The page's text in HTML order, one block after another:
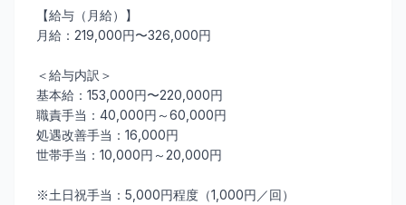
【給与（月給）】
月給：219,000円〜326,000円
＜給与内訳＞
基本給：153,000円〜220,000円
職責手当：40,000円～60,000円
処遇改善手当：16,000円
世帯手当：10,000円～20,000円
※土日祝手当：5,000円程度（1,000円／回）